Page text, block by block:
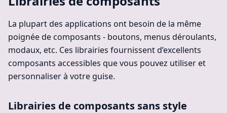
La plupart des applications ont besoin de la même
poignée de composants - boutons, menus déroulants,
modaux, etc. Ces librairies fournissent d’excellents
composants accessibles que vous pouvez utiliser et
personnaliser à votre guise.
Librairies de composants sans style